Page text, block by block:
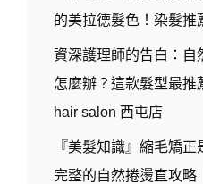
的美拉德髮色！染髮推
資深護理師的告白：自
怎麼辦？這款髮型最推
hair salon 西屯店
『美髮知識』縮毛矯
完整的自然捲燙直攻略